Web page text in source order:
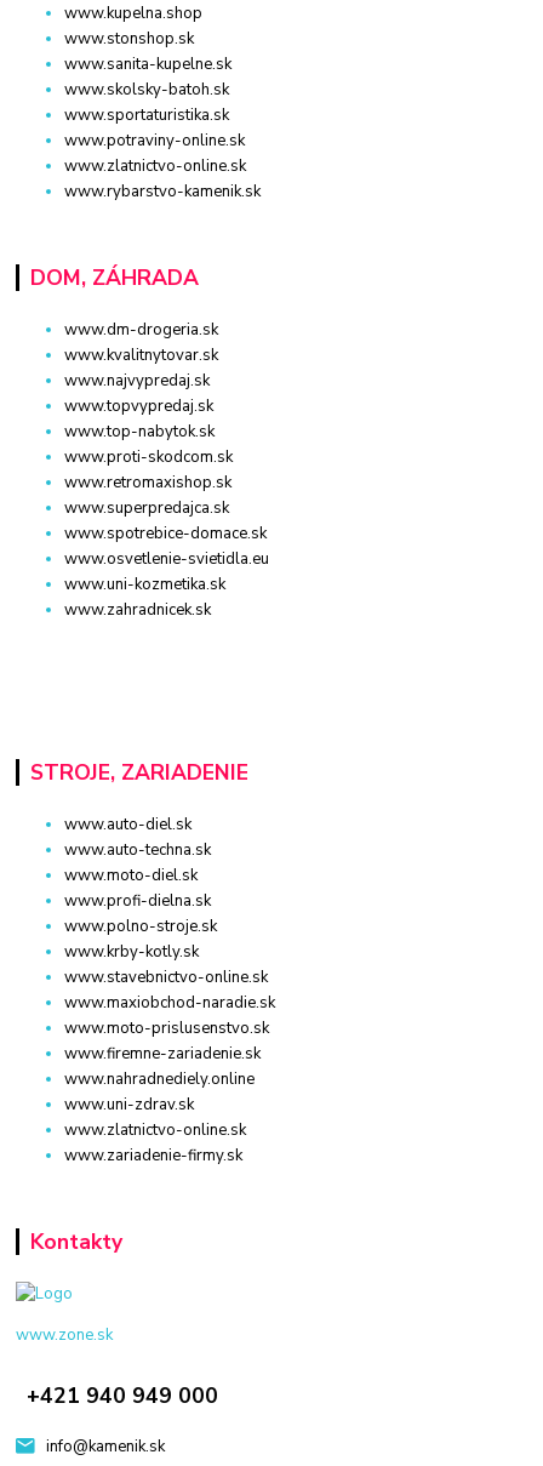
www.kupelna.shop
www.stonshop.sk
www.sanita-kupelne.sk
www.skolsky-batoh.sk
www.sportaturistika.sk
www.potraviny-online.sk
www.zlatnictvo-online.sk
www.rybarstvo-kamenik.sk
DOM, ZÁHRADA
www.dm-drogeria.sk
www.kvalitnytovar.sk
www.najvypredaj.sk
www.topvypredaj.sk
www.top-nabytok.sk
www.proti-skodcom.sk
www.retromaxishop.sk
www.superpredajca.sk
www.spotrebice-domace.sk
www.osvetlenie-svietidla.eu
www.uni-kozmetika.sk
www.zahradnicek.sk
STROJE, ZARIADENIE
www.auto-diel.sk
www.auto-techna.sk
www.moto-diel.sk
www.profi-dielna.sk
www.polno-stroje.sk
www.krby-kotly.sk
www.stavebnictvo-online.sk
www.maxiobchod-naradie.sk
www.moto-prislusenstvo.sk
www.firemne-zariadenie.sk
www.nahradnediely.online
www.uni-zdrav.sk
www.zlatnictvo-online.sk
www.zariadenie-firmy.sk
Kontakty
www.zone.sk
+421 940 949 000
info@kamenik.sk